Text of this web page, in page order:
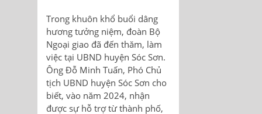
Trong khuôn khổ buổi dâng
hương tưởng niệm, đoàn Bộ
Ngoại giao đã đến thăm, làm
việc tại UBND huyện Sóc Sơn.
Ông Đỗ Minh Tuấn, Phó Chủ
tịch UBND huyện Sóc Sơn cho
biết, vào năm 2024, nhận
được sự hỗ trợ từ thành phố,